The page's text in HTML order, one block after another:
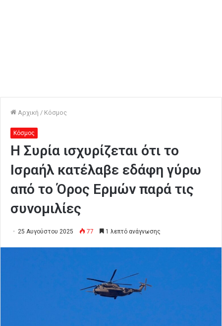
Αρχική / Κόσμος
Κόσμος
Η Συρία ισχυρίζεται ότι το
Ισραήλ κατέλαβε εδάφη γύρω
από το Όρος Ερμών παρά τις
συνομιλίες
25 Αυγούστου 2025 77 1 λεπτό ανάγνωσης